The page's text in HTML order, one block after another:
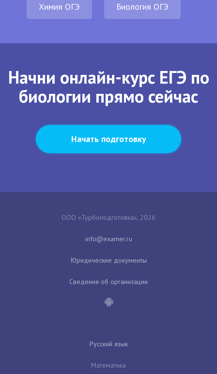
Химия ОГЭ Биология ОГЭ
Начни онлайн-курс ЕГЭ по
биологии прямо сейчас
Начать подготовку
ООО «Турбоподготовка», 2026
Юридические документы
Сведения об организации
Русский язык
Математика